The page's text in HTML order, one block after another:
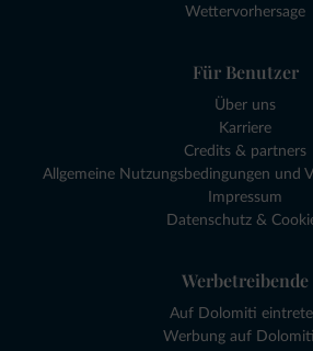
Wettervorhersage
Für Benutzer
Über uns
Karriere
Credits & partners
Allgemeine Nutzungsbedingungen und
Impressum
Datenschutz &
Werbetreibende
Auf Dolomiti
Werbung auf